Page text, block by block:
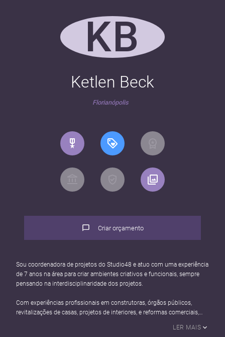
KB
Ketlen Beck
Florianópolis
Criar orçamento
Sou coordenadora de projetos do Studio48 e atuo com uma experiência
de 7 anos na área para criar ambientes criativos e funcionais, sempre
pensando na interdisciplinaridade dos projetos.
Com experiências profissionais em construtoras, órgãos públicos,
revitalizações de casas, projetos de interiores, e reformas comerciais,
os espaços, imprimindo em sua criação uma característica de sinergia
LER MAIS